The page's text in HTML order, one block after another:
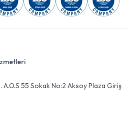
55 Sokak No:2 Aksoy Plaza Giriş